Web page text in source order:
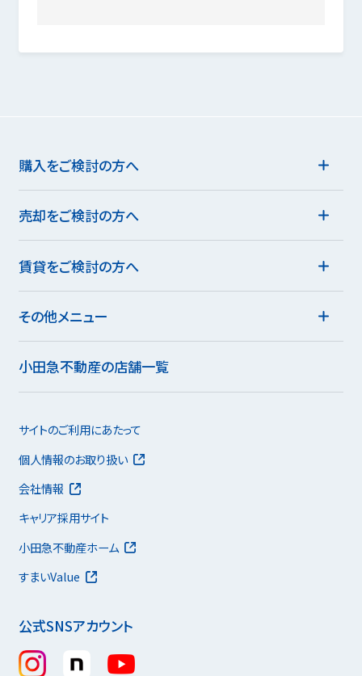
購入をご検討の方へ
売却をご検討の方へ
賃貸をご検討の方へ
その他メニュー
小田急不動産の店舗一覧
公式SNSアカウント
サイトのご利用にあたって
個人情報のお取り扱い
会社情報
キャリア採用サイト
小田急不動産ホーム
すまいValue